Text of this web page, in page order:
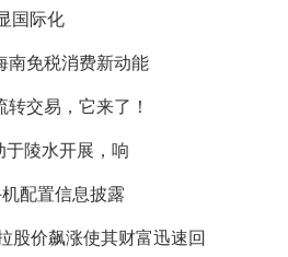
国际化
南免税消费新动能
交易，它来了！
于陵水开展，响
配置信息披露
股价飙涨使其财富迅速回